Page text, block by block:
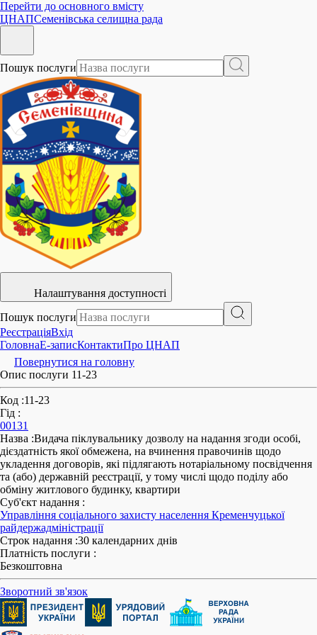
Перейти до основного вмісту
ЦНАПСеменівська селищна рада
Пошук послуги
Налаштування доступності
Пошук послуги
РеєстраціяВхід
ГоловнаE-записКонтактиПро ЦНАП
Повернутися на головну
Опис послуги 11-23
Код :11-23
Гід :
00131
Назва :Видача піклувальнику дозволу на надання згоди особі,
дієздатність якої обмежена, на вчинення правочинів щодо
укладення договорів, які підлягають нотаріальному посвідчення
та (або) державній реєстрації, у тому числі щодо поділу або
обміну житлового будинку, квартири
Суб'єкт надання :
Управління соціального захисту населення Кременчуцької
райдержадміністрації
Строк надання :30 календарних днів
Платність послуги :
Безкоштовна
Зворотний зв'язок